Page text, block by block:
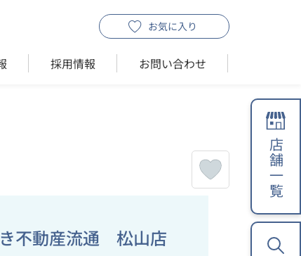
お気に入り
採用情報 お問い合わせ
不動産流通 松山店
店舗一覧